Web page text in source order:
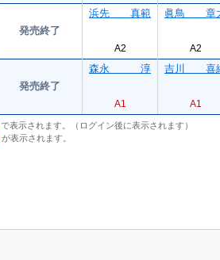
発売終了
浜先 真範
A2
眞鳥 章
A2
発売終了
森永 淳
A1
吉川 喜
A1
で表示されます。（ログイン後に表示されます）
が表示されます。